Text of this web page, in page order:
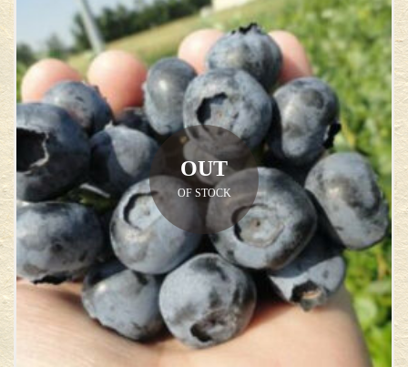
OUT
OF STOCK